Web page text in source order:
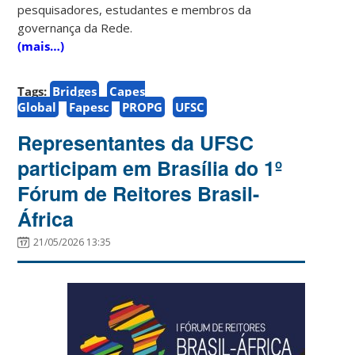
pesquisadores, estudantes e membros da
governança da Rede.
(mais…)
Tags: Bridges
Capes
Global
Fapesc PROPG UFSC
Representantes da UFSC
participam em Brasília do 1º
Fórum de Reitores Brasil-
África
21/05/2026 13:35